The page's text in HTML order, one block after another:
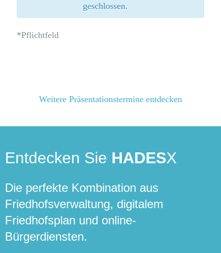
geschlossen.
*Pflichtfeld
Weitere Präsentationstermine entdecken
Entdecken Sie HADESX
Die perfekte Kombination aus
Friedhofsverwaltung, digitalem
Friedhofsplan und online-
Bürgerdiensten.